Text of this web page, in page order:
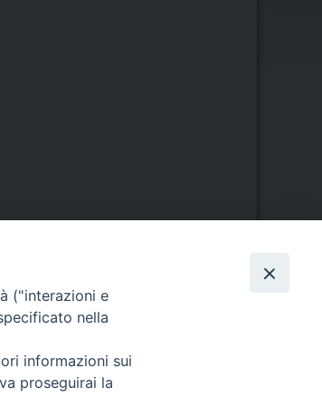
Mercoledì 17.30-19.30
Giovedì 17.30-19.30
("interazioni e
nella
informazioni sui
proseguirai la